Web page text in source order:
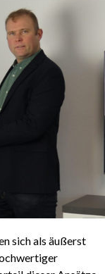
sich als äußerst